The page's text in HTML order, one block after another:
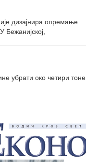
дизајнира опремање
Бежанијској,
убрати око четири тоне